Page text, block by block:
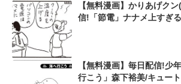
【無料漫画】かりあげク
信!「節電」ナナメ上すぎ
【無料漫画】毎日配信!少
行こう」森下裕美/キュー